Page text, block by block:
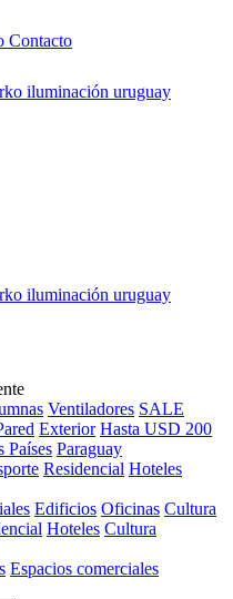
Contacto
Ventiladores SALE
Exterior Hasta USD 200
Países Paraguay
Residencial Hoteles
Edificios Oficinas Cultura
Hoteles Cultura
Espacios comerciales